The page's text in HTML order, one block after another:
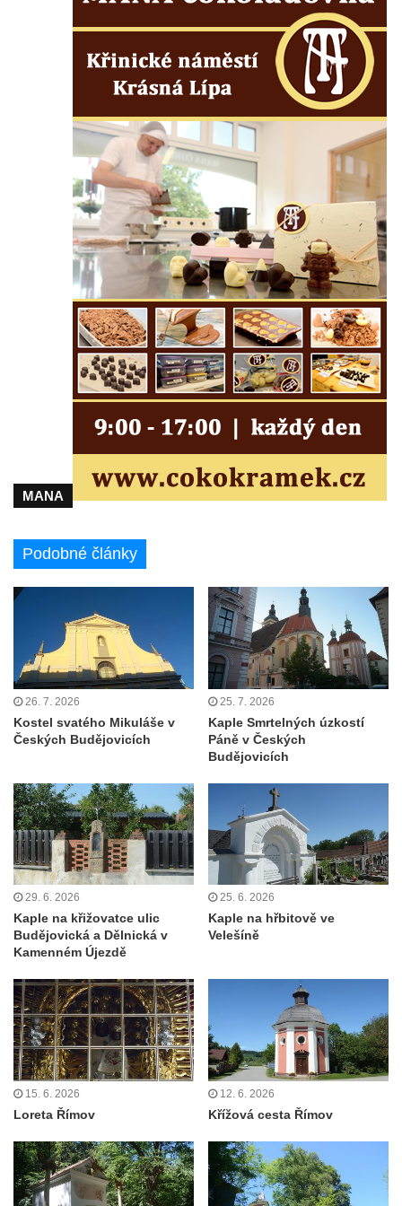
Vesnický kostel v Reinhardtsdorfu
Kaple v Oparnu
Protestantský (evangelicko-luterský) kostel
Kaple Nanebevstoupení Panny Marie ve
Svitavě
Výklenková kaple Piety ve Svojkově
Kostel Nejsvětější Trojice ve Velenicích
Kostel svatého Vavřince v Okounově
Kostel svatých Petra a Pavla v Semilech
Kostel Nanebevzetí Panny Marie (St. Mariä
Himmelfahrt) v Schirgiswalde
Kostel svaté Máří Magdaleny u hradu
Kaple Olivetské hory pod věží kostela
Mildeova kaple pod Ortelem
Výklenková kaple v Teplické ulici u stadionu
v Duchcově
Evangelický kostel v Duchcově
Kostel svatých Petra a Pavla v Jeníkově
Kaple svaté Anny v Jeníkově
Kaple Panny Marie v Lahošti
Kaple svatého Jana Nepomuckého v
Lahošti
Kostel svatého Mikuláše v Mikulášovicích
Kaple Tří otců v Mikulášovicích
Kaple Matky Boží v Mikulášovicích
Kaple Andělů strážných (Fürleova kaple) v
Mikulášovicích
Balzerova kaple v Mikulášovicích
Kostel svatého Václava ve Šluknově
Kostel svatého Mikuláše v Třebušíně
Zákupech
Kaple svatého Josefa u Zákup
Kostel svatých Fabiána a Šebestiána v
Zákupech
Kostel svatého Havla v Kuřívodech
svatého Kříže ve Frýdlantu
Kostel Nalezení svatého Kříže ve Frýdlantu
MANA
Podobné články
26. 7. 2026
Kostel svatého Mikuláše v
Českých Budějovicích
25. 7. 2026
Kaple Smrtelných úzkostí
Páně v Českých
Budějovicích
29. 6. 2026
Kaple na křižovatce ulic
Budějovická a Dělnická v
Kamenném Újezdě
25. 6. 2026
Kaple na hřbitově ve
Velešíně
15. 6. 2026
Loreta Římov
12. 6. 2026
Křížová cesta Římov